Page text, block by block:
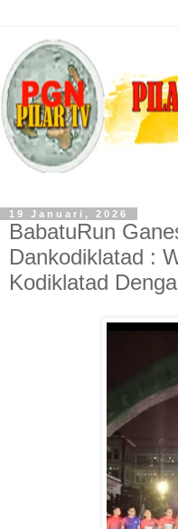
19 Januari, 2026
BabatuRun
Dankodiklatad :
Kodiklatad